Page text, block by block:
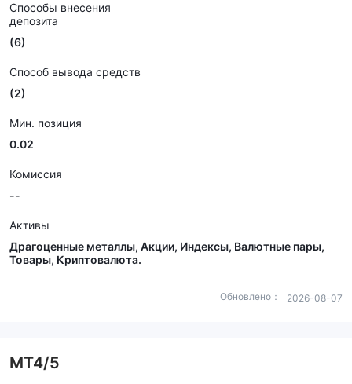
Способы внесения
депозита
(6)
Способ вывода средств
(2)
Мин. позиция
0.02
Комиссия
--
Активы
Драгоценные металлы, Акции, Индексы, Валютные пары,
Товары, Криптовалюта.
Обновлено： 2026-08-07
MT4/5